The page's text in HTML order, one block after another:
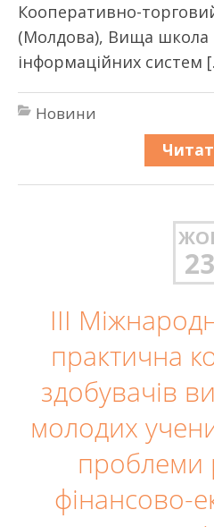
Кооперативно-
(Молдова), Вища
інформаційних систем
Новини
23
ІIІ
практична
здобувачів
молодих
проблеми
фінансово-